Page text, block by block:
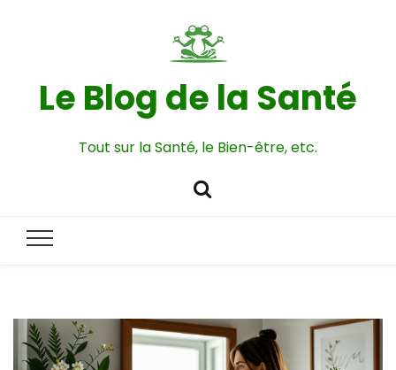
Le Blog de la Santé
Tout sur la Santé, le Bien-être, etc.